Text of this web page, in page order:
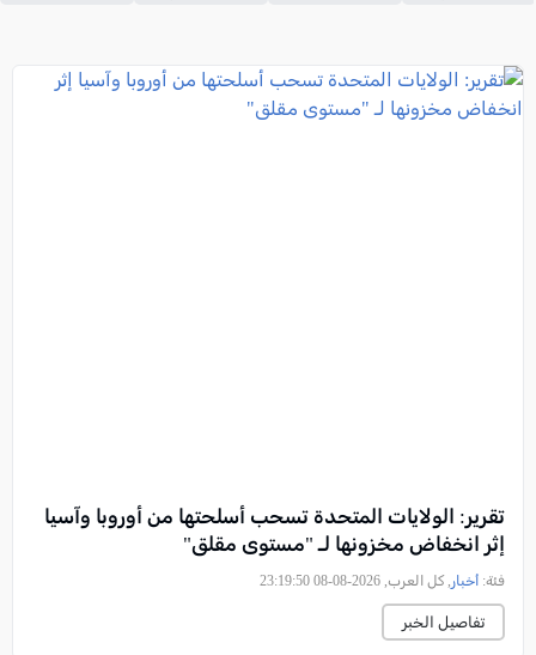
تقرير: الولايات المتحدة تسحب أسلحتها من أوروبا وآسيا
إثر انخفاض مخزونها لـ "مستوى مقلق"
فئة: أخبار , كل العرب, 2026-08-08 23:19:50
تفاصيل الخبر